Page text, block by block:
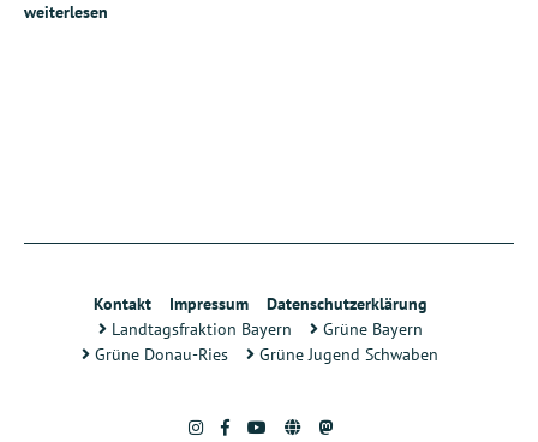
weiterlesen
Kontakt Impressum
Datenschutzerklärung
Landtagsfraktion Bayern
Grüne Bayern
Grüne Donau-Ries
Grüne Jugend Schwaben